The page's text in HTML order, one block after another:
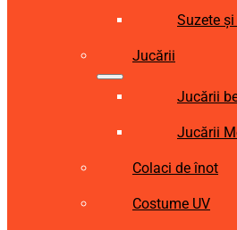
Suzete
Jucării
Jucării
Jucării
Colaci de înot
Costume UV